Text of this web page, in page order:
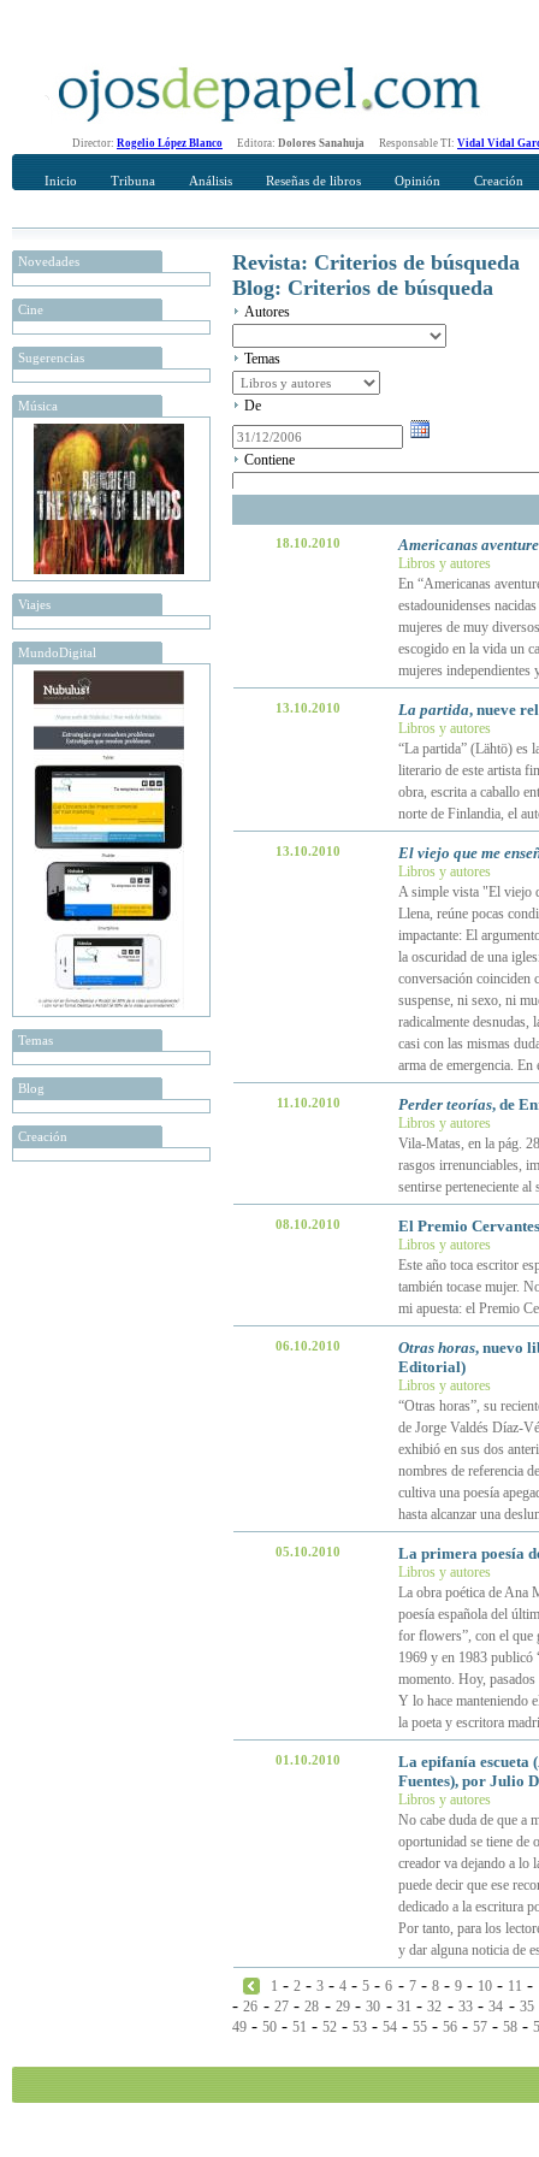
Director: Rogelio López Blanco Editora: Dolores Sanahuja Responsable TI: Vidal Vidal
Inicio Tribuna Análisis Reseñas de libros Opinión Creación
Novedades
Cine
Sugerencias
Música
Viajes
MundoDigital
Temas
Blog
Creación
Revista: Criterios de búsqueda
Blog: Criterios de búsqueda
Autores
Temas
De
Contiene
18.10.2010 Americanas
Libros y autores
En “Americanas
estadounidenses
mujeres de muy
escogido en la vida un
mujeres independientes
13.10.2010 La partida, nueve
Libros y autores
“La partida” (Lähtö) es
literario de este artista
obra, escrita a caballo
norte de Finlandia, el
13.10.2010 El viejo que me
Libros y autores
A simple vista "El viejo
Llena, reúne pocas
impactante: El
la oscuridad de una
conversación coinciden
suspense, ni sexo, ni
radicalmente desnudas,
casi con las mismas
arma de emergencia. En
11.10.2010 Perder teorías, de
Libros y autores
Vila-Matas, en la pág.
rasgos irrenunciables,
sentirse perteneciente
08.10.2010 El Premio
Libros y autores
Este año toca escritor
también tocase mujer.
mi apuesta: el Premio
06.10.2010 Otras horas, nuevo
Editorial)
Libros y autores
“Otras horas”, su
de Jorge Valdés Díaz-
exhibió en sus dos
nombres de referencia
cultiva una poesía
hasta alcanzar una
05.10.2010 La primera poesía
Libros y autores
La obra poética de Ana
poesía española del
for flowers”, con el que
1969 y en 1983 publicó
momento. Hoy,
Y lo hace manteniendo
la poeta y escritora
01.10.2010
La epifanía escueta
Fuentes), por Julio
Libros y autores
No cabe duda de que a
oportunidad se tiene de
creador va dejando a lo
puede decir que ese
dedicado a la escritura
Por tanto, para los
y dar alguna noticia de
1 -2 -3 -4 -5 -6 - 7- 8- 9- 10- 11 -
-26 - 27-28 - 29-30 - 31 -32 - 33-34 - 35
49 - 50 - 51 - 52 - 53 - 54 - 55 - 56 - 57 - 58 -